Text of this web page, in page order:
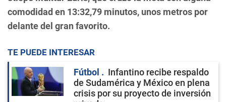
comodidad en 13:32,79 minutos, unos metros por
delante del gran favorito.
TE PUEDE INTERESAR
Fútbol
Infantino recibe respaldo
de Sudamérica y México en plena
crisis por su proyecto de inversión